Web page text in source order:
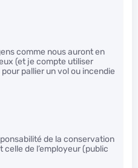
comme nous auront en
(et je compte utiliser
pallier un vol ou incendie
de la conservation
de l’employeur (public